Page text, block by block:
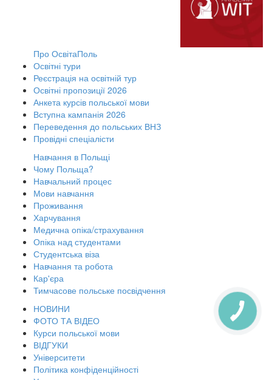
Про ОсвітаПоль
Освітні тури
Реєстрація на освітній тур
Освітні пропозиції 2026
Анкета курсів польської мови
Вступна кампанія 2026
Переведення до польських ВНЗ
Провідні спеціалісти
Навчання в Польщі
Чому Польща?
Навчальний процес
Мови навчання
Проживання
Харчування
Медична опіка/страхування
Опіка над студентами
Студентська віза
Навчання та робота
Кар'єра
Тимчасове польське посвідчення
НОВИНИ
ФОТО ТА ВІДЕО
Курси польської мови
ВІДГУКИ
Університети
Політика конфіденційності